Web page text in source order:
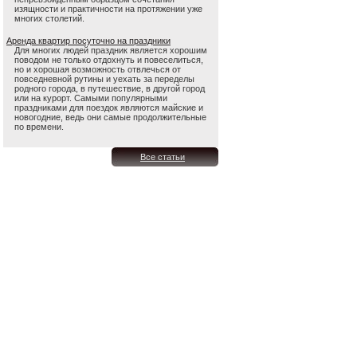
изящности и практичности на протяжении уже
многих столетий.
Аренда квартир посуточно на праздники
Для многих людей праздник является хорошим
поводом не только отдохнуть и повеселиться,
но и хорошая возможность отвлечься от
повседневной рутины и уехать за переделы
родного города, в путешествие, в другой город
или на курорт. Самыми популярными
праздниками для поездок являются майские и
новогодние, ведь они самые продолжительные
по времени.
Все статьи